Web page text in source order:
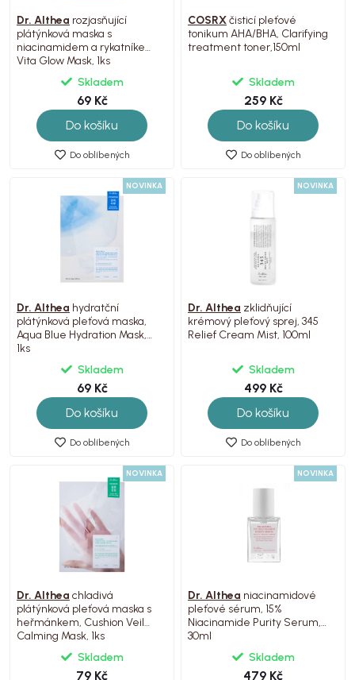
Dr. Althea rozjasňující
plátýnková maska s
niacinamidem a rykatníkem,
Vita Glow Mask, 1ks
Skladem
69 Kč
Do košíku
Do oblíbených
COSRXčisticí pleťové
tonikum AHA/BHA, Clarifying
treatment toner,150ml
Skladem
259 Kč
Do košíku
Do oblíbených
NOVINKA
Dr. Althea hydratční
plátýnková pleťová maska,
Aqua Blue Hydration Mask,
1ks
Skladem
69 Kč
Do košíku
Do oblíbených
NOVINKA
Dr. Althea zklidňující
krémový pleťový sprej, 345
Relief Cream Mist, 100ml
Skladem
499 Kč
Do košíku
Do oblíbených
NOVINKA
Dr. Althea chladivá
plátýnková pleťová maska s
heřmánkem, Cushion Veil
Calming Mask, 1ks
Skladem
79 Kč
NOVINKA
Dr. Althea niacinamidové
pleťové sérum, 15%
Niacinamide Purity Serum,
30ml
Skladem
479 Kč